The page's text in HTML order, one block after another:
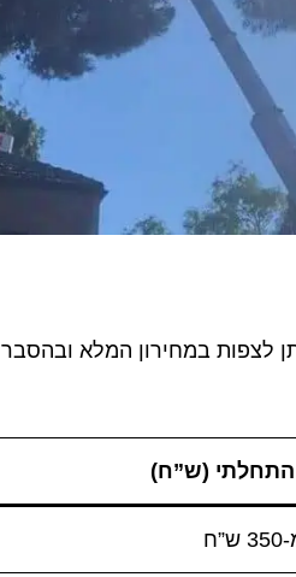
לצפות במחירון המלא ובהסבר
התחלתי (ש”ח)